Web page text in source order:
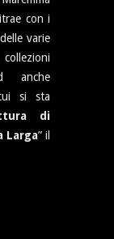
con i
varie
anche
si sta
di
Larga” il